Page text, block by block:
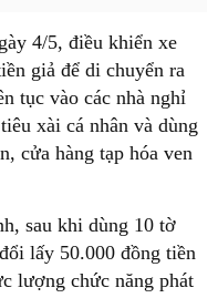
4/5, điều khiển xe
giả để di chuyển ra
tục vào các nhà nghỉ
xài cá nhân và dùng
cửa hàng tạp hóa ven
sau khi dùng 10 tờ
lấy 50.000 đồng tiền
lượng chức năng phát